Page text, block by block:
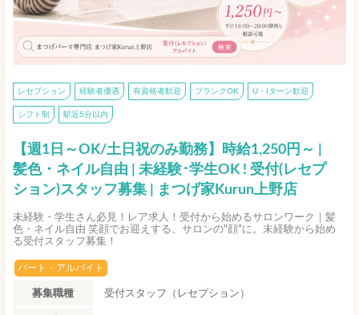
レセプション 経験者優遇 有資格者歓迎 ブランクOK U・Iターン歓迎
シフト制 駅近5分以内
【週1日～OK/土日祝のみ勤務】時給1,250円～ |
髪色・ネイル自由 | 未経験･学生OK ! 受付(レセプ
ション)スタッフ募集 | まつげ家Kurun上野店
未経験・学生さん必見！レア求人！受付から始めるサロンワーク｜髪
色・ネイル自由 笑顔でお迎えする、サロンの"顔"に。未経験から始め
る受付スタッフ募集！
パート・アルバイト
募集職種 受付スタッフ（レセプション）